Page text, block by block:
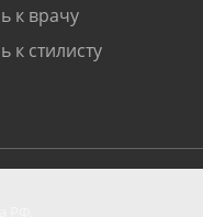
к врачу
к стилисту